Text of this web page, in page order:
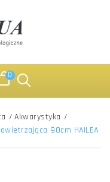
0
/ Akwarystyka /
90cm HAILEA